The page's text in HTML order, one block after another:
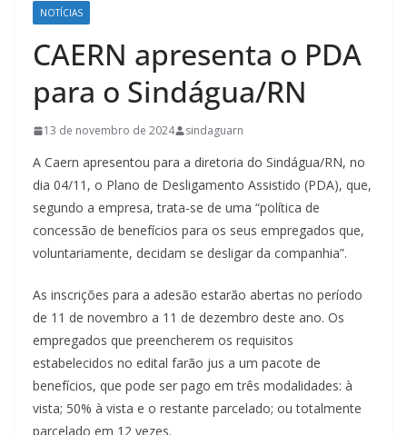
NOTÍCIAS
CAERN apresenta o PDA
para o Sindágua/RN
13 de novembro de 2024 sindaguarn
A Caern apresentou para a diretoria do Sindágua/RN, no
dia 04/11, o Plano de Desligamento Assistido (PDA), que,
segundo a empresa, trata-se de uma “política de
concessão de benefícios para os seus empregados que,
voluntariamente, decidam se desligar da companhia”.
As inscrições para a adesão estarão abertas no período
de 11 de novembro a 11 de dezembro deste ano. Os
empregados que preencherem os requisitos
estabelecidos no edital farão jus a um pacote de
benefícios, que pode ser pago em três modalidades: à
vista; 50% à vista e o restante parcelado; ou totalmente
parcelado em 12 vezes.